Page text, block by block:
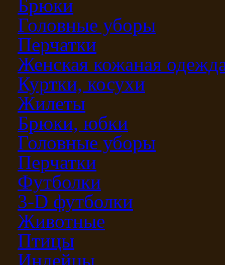
Брюки
Головные уборы
Перчатки
Женская кожаная
Куртки, косухи
Жилеты
Брюки, юбки
Головные уборы
Перчатки
Футболки
3-D футболки
Животные
Птицы
Индейцы